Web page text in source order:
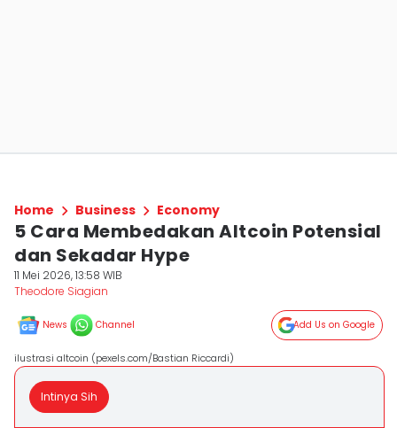
Home Business Economy
5 Cara Membedakan Altcoin Potensial
dan Sekadar Hype
11 Mei 2026, 13:58 WIB
Theodore Siagian
News Channel Add Us on Google
ilustrasi altcoin (pexels.com/Bastian Riccardi)
Intinya Sih